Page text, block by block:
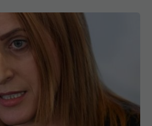
de somn: 6 semne
social? Beatrice Mahler: